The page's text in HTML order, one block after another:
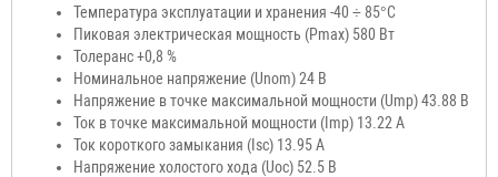
Температура эксплуатации и хранения -40 ÷ 85°С
Пиковая электрическая мощность (Pmax) 580 Вт
Толеранс +0,8 %
Номинальное напряжение (Unom) 24 В
Напряжение в точке максимальной мощности (Ump) 43.88 В
Ток в точке максимальной мощности (Imp) 13.22 A
Ток короткого замыкания (Isc) 13.95 A
Напряжение холостого хода (Uoc) 52.5 В